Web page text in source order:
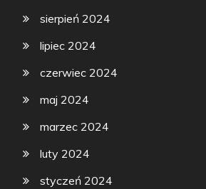
sierpień 2024
lipiec 2024
czerwiec 2024
maj 2024
marzec 2024
luty 2024
styczeń 2024